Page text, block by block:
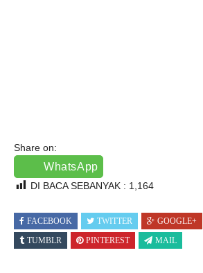
Share on:
WhatsApp
DI BACA SEBANYAK : 1,164
FACEBOOK TWITTER GOOGLE+
TUMBLR
PINTEREST MAIL